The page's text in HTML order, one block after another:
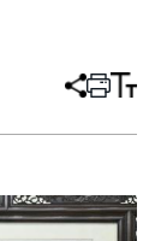
分
章
打 调
小